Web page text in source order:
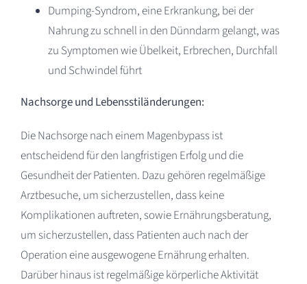
Dumping-Syndrom, eine Erkrankung, bei der
Nahrung zu schnell in den Dünndarm gelangt, was
zu Symptomen wie Übelkeit, Erbrechen, Durchfall
und Schwindel führt
Nachsorge und Lebensstiländerungen:
Die Nachsorge nach einem Magenbypass ist
entscheidend für den langfristigen Erfolg und die
Gesundheit der Patienten. Dazu gehören regelmäßige
Arztbesuche, um sicherzustellen, dass keine
Komplikationen auftreten, sowie Ernährungsberatung,
um sicherzustellen, dass Patienten auch nach der
Operation eine ausgewogene Ernährung erhalten.
Darüber hinaus ist regelmäßige körperliche Aktivität